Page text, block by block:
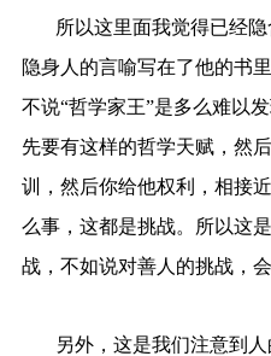
所以这里面我觉得已经
隐身人的言喻写在了他的书
不说“哲学家王”是多么难以
先要有这样的哲学天赋，然
训，然后你给他权利，相接
么事，这都是挑战。所以这
战，不如说对善人的挑战，
另外，这是我们注意到